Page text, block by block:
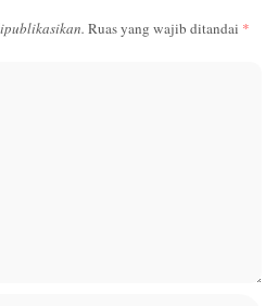
Ruas yang wajib ditandai *